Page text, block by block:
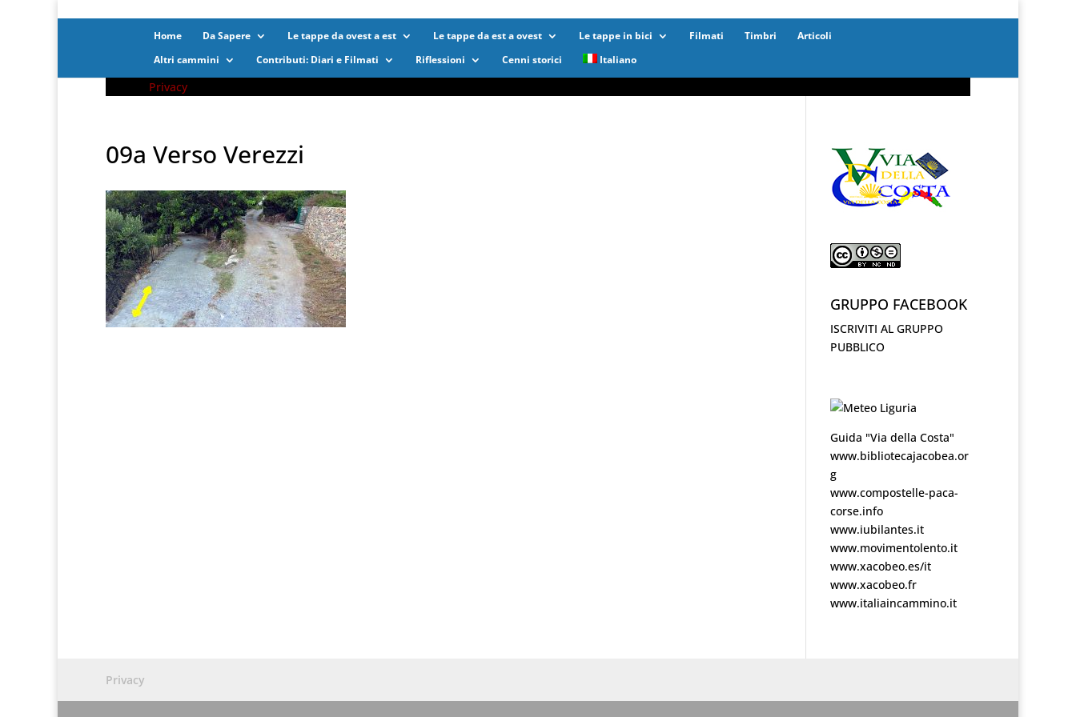
Privacy
Home Da Sapere Le tappe da ovest a est Le tappe da est a ovest Le tappe in bici Filmati Timbri
Articoli
Altri cammini
Contributi: Diari e Filmati Riflessioni Cenni storici Italiano
09a Verso Verezzi
GRUPPO FACEBOOK
ISCRIVITI AL GRUPPO
PUBBLICO
Guida "Via della Costa"
www.bibliotecajacobea.or
g
www.compostelle-paca-
corse.info
www.iubilantes.it
www.movimentolento.it
www.xacobeo.es/it
www.xacobeo.fr
www.italiaincammino.it
Privacy